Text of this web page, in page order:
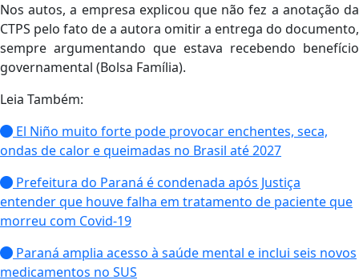
Nos autos, a empresa explicou que não fez a anotação da
CTPS pelo fato de a autora omitir a entrega do documento,
sempre argumentando que estava recebendo benefício
governamental (Bolsa Família).
Leia Também:
El Niño muito forte pode provocar enchentes, seca,
ondas de calor e queimadas no Brasil até 2027
Prefeitura do Paraná é condenada após Justiça
entender que houve falha em tratamento de paciente que
morreu com Covid-19
Paraná amplia acesso à saúde mental e inclui seis novos
medicamentos no SUS